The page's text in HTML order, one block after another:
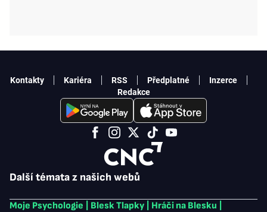
Další témata z našich webů
Moje Psychologie Blesk Tlapky Hráči na Blesku
Kontakty Kariéra RSS Předplatné
Inzerce
Redakce